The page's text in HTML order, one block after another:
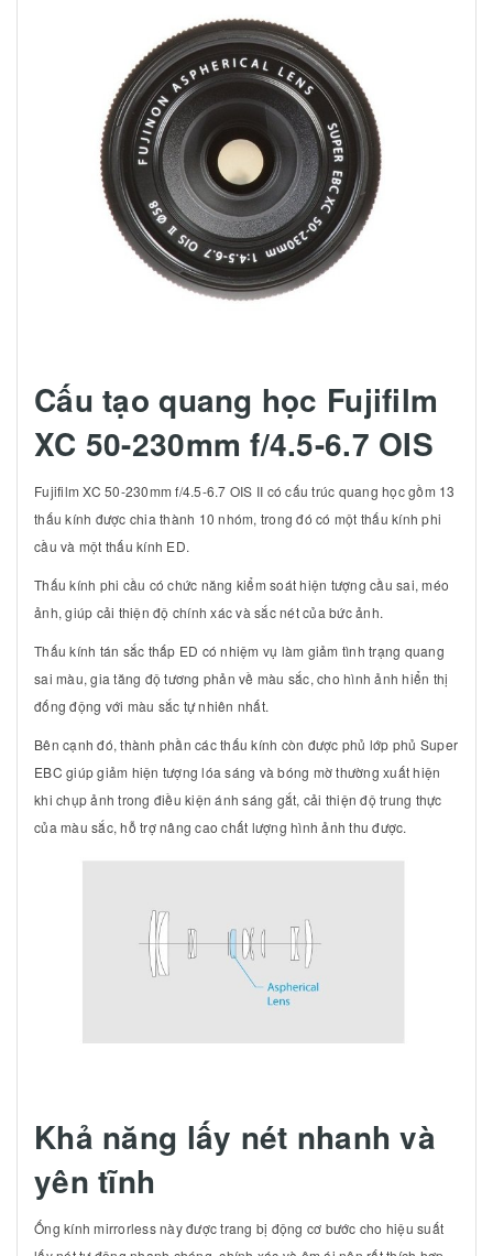
Cấu tạo quang học Fujifilm
XC 50-230mm f/4.5-6.7 OIS
Fujifilm XC 50-230mm f/4.5-6.7 OIS II có cấu trúc quang học gồm 13
thấu kính được chia thành 10 nhóm, trong đó có một thấu kính phi
cầu và một thấu kính ED.
Thấu kính phi cầu có chức năng kiểm soát hiện tượng cầu sai, méo
ảnh, giúp cải thiện độ chính xác và sắc nét của bức ảnh.
Thấu kính tán sắc thấp ED có nhiệm vụ làm giảm tình trạng quang
sai màu, gia tăng độ tương phản về màu sắc, cho hình ảnh hiển thị
đống động với màu sắc tự nhiên nhất.
Bên cạnh đó, thành phần các thấu kính còn được phủ lớp phủ Super
EBC giúp giảm hiện tượng lóa sáng và bóng mờ thường xuất hiện
khi chụp ảnh trong điều kiện ánh sáng gắt, cải thiện độ trung thực
của màu sắc, hỗ trợ nâng cao chất lượng hình ảnh thu được.
Khả năng lấy nét nhanh và
yên tĩnh
Ống kính mirrorless này được trang bị động cơ bước cho hiệu suất